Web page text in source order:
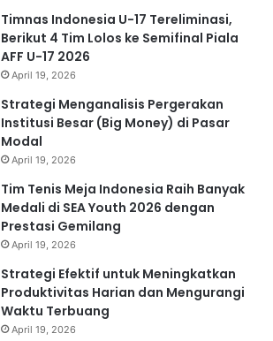
Timnas Indonesia U-17 Tereliminasi,
Berikut 4 Tim Lolos ke Semifinal Piala
AFF U-17 2026
April 19, 2026
Strategi Menganalisis Pergerakan
Institusi Besar (Big Money) di Pasar
Modal
April 19, 2026
Tim Tenis Meja Indonesia Raih Banyak
Medali di SEA Youth 2026 dengan
Prestasi Gemilang
April 19, 2026
Strategi Efektif untuk Meningkatkan
Produktivitas Harian dan Mengurangi
Waktu Terbuang
April 19, 2026